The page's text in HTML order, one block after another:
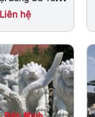
Thủy Đá
Thạch Xám
Liên hệ